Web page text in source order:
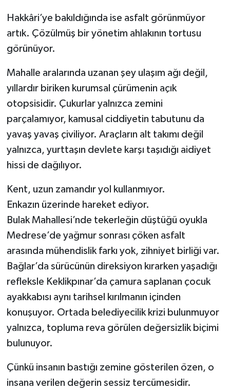
Hakkâri’ye bakıldığında ise asfalt görünmüyor
artık. Çözülmüş bir yönetim ahlakının tortusu
görünüyor.
Mahalle aralarında uzanan şey ulaşım ağı değil,
yıllardır biriken kurumsal çürümenin açık
otopsisidir. Çukurlar yalnızca zemini
parçalamıyor, kamusal ciddiyetin tabutunu da
yavaş yavaş çiviliyor. Araçların alt takımı değil
yalnızca, yurttaşın devlete karşı taşıdığı aidiyet
hissi de dağılıyor.
Kent, uzun zamandır yol kullanmıyor.
Enkazın üzerinde hareket ediyor.
Bulak Mahallesi’nde tekerleğin düştüğü oyukla
Medrese’de yağmur sonrası çöken asfalt
arasında mühendislik farkı yok, zihniyet birliği var.
Bağlar’da sürücünün direksiyon kırarken yaşadığı
refleksle Keklikpınar’da çamura saplanan çocuk
ayakkabısı aynı tarihsel kırılmanın içinden
konuşuyor. Ortada belediyecilik krizi bulunmuyor
yalnızca, topluma reva görülen değersizlik biçimi
bulunuyor.
Çünkü insanın bastığı zemine gösterilen özen, o
insana verilen değerin sessiz tercümesidir.
TARİH
TEKNOLOJİ
YAŞAM